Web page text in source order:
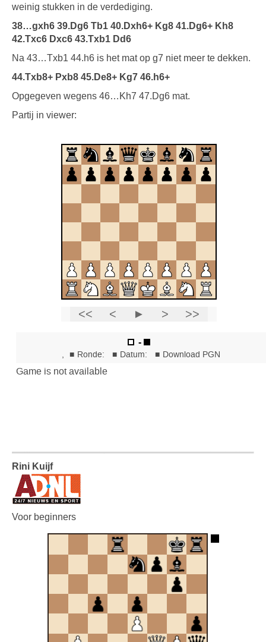
weinig stukken in de verdediging.
38…gxh6 39.Dg6 Tb1 40.Dxh6+ Kg8 41.Dg6+ Kh8
42.Txc6 Dxc6 43.Txb1 Dd6
Na 43…Txb1 44.h6 is het mat op g7 niet meer te dekken.
44.Txb8+ Pxb8 45.De8+ Kg7 46.h6+
Opgegeven wegens 46…Kh7 47.Dg6 mat.
Partij in viewer:
Rini Kuijf
Voor beginners